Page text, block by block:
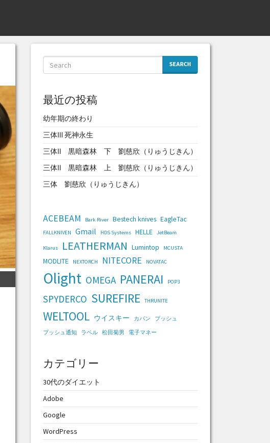
SEARCH
最近の投稿
幼年期の終わり
三体Ⅲ 死神永生
三体Ⅱ 黒暗森林 下 劉慈欣（りゅうじきん）
三体Ⅱ 黒暗森林 上 劉慈欣（りゅうじきん）
三体 劉慈欣（りゅうじきん）
ACEBEAM Bark River Bestech knives EagleTac
FALLKNIVEN Gmail HDS Systems HELLE JetBeam
Klarus LEATHERMAN Lumintop MCUSTA
MODLITE NEXTORCH NITECORE NOVATAC
Olight OMEGA PANERAI POP3
SPYDERCO SUREFIRE THRUNITE
WELTOOL ウイスキー カバン プッシュ
プッシュ通知 ラベル 松田菊男 電子マネー
カテゴリー
30代のダイエット
Adobe
Google
WordPress